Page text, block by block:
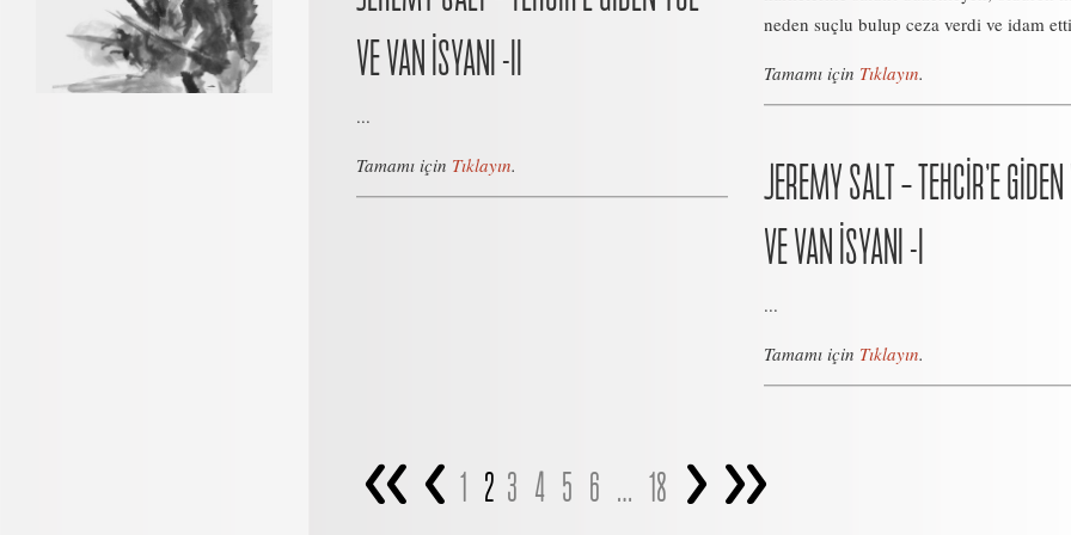
neden suçlu bulup ceza verdi ve idam
Tamamı için Tıklayın.
VE VAN İSYANI -II
...
Tamamı için Tıklayın.
JEREMY SALT – TEHCİR’E
VE VAN İSYANI -I
...
Tamamı için Tıklayın.
<<< 1 2 3 4 5 6 … 18 >>>